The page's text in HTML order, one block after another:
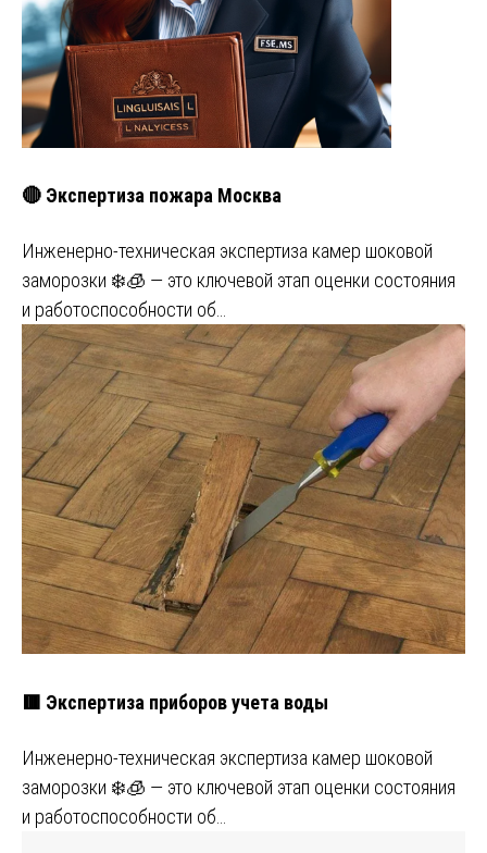
🔴 Экспертиза пожара Москва
Инженерно-техническая экспертиза камер шоковой
заморозки ❄️🧊 — это ключевой этап оценки состояния
и работоспособности об…
🟥 Экспертиза приборов учета воды
Инженерно-техническая экспертиза камер шоковой
заморозки ❄️🧊 — это ключевой этап оценки состояния
и работоспособности об…